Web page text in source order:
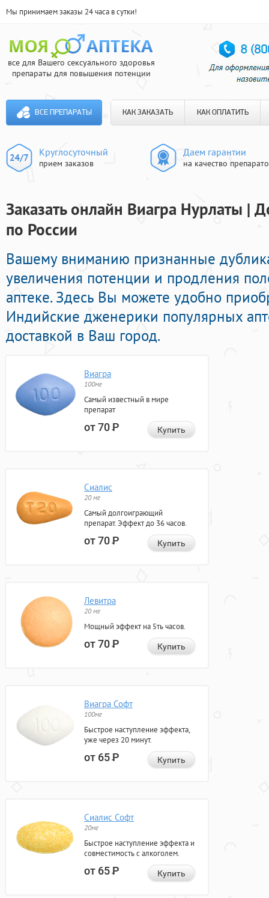
Мы принимаем заказы 24 часа в сутки!
все для Вашего сексуального здоровья
препараты для повышения потенции
ВСЕ ПРЕПАРАТЫ КАК ЗАКАЗАТЬ КАК ОПЛАТИТЬ
Круглосуточный
прием заказов
Даем гарантии
на качество
Заказать онлайн Виагра Нурлаты |
по России
Вашему вниманию признанные
увеличения потенции и продления
аптеке. Здесь Вы можете удобно
Индийские дженерики популярных
доставкой в Ваш город.
Виагра
100мг
Самый известный в мире
препарат
от 70Р Купить
Сиалис
20 мг
Самый долгоиграющий
препарат. Эффект до 36 часов.
от 70Р Купить
Левитра
20 мг
Мощный эффект на 5ть часов.
от 70Р Купить
Виагра Софт
100мг
Быстрое наступление эффекта,
уже через 20 минут.
от 65Р Купить
Сиалис Софт
20мг
Быстрое наступление эффекта и
совместимость с алкоголем.
от 65Р Купить